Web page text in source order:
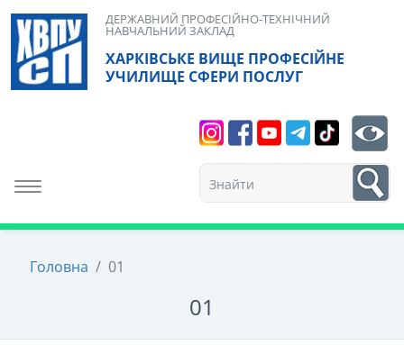
Skip
content
ХАРКІВСЬКЕ ВИЩЕ ПРОФЕСІЙНЕ
УЧИЛИЩЕ СФЕРИ ПОСЛУГ
ДЕРЖАВНИЙ ПРОФЕСІЙНО-ТЕХНІЧНИЙ
НАВЧАЛЬНИЙ ЗАКЛАД
Toggle navigation
1
Головна / 01
01